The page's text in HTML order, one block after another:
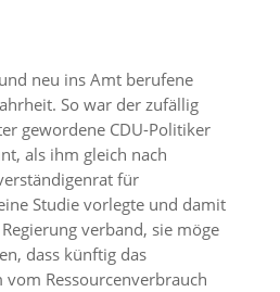
neu ins Amt berufene
So war der zufällig
gewordene CDU-Politiker
als ihm gleich nach
für
Studie vorlegte und damit
verband, sie möge
dass künftig das
Ressourcenverbrauch